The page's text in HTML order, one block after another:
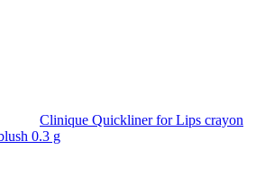
Clinique Quickliner for Lips crayon
0.3 g